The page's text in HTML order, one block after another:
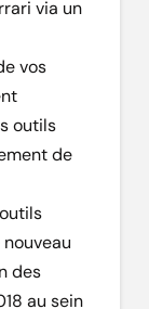
via un
vos
outils
de
des
au sein